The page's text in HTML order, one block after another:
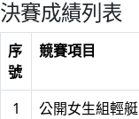
決賽成績列表
序
號
競賽項目
1
公開女生組輕艇